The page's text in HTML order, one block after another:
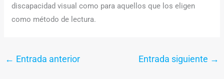
discapacidad visual como para aquellos que los eligen
como método de lectura.
← Entrada anterior Entrada siguiente →